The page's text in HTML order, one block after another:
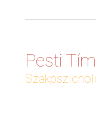
Pesti